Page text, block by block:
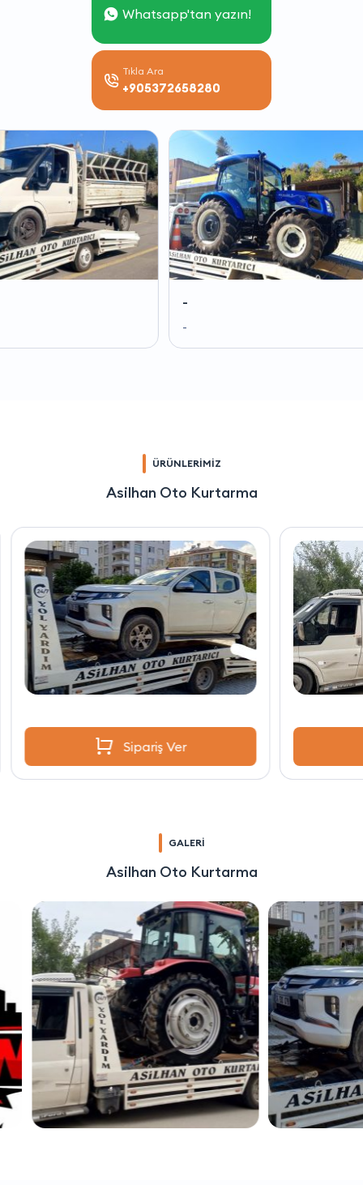
Whatsapp'tan yazın!
Tıkla Ara
+905372658280
ÜRÜNLERİMİZ
Asilhan Oto Kurtarma
Sipariş Ver
GALERİ
Asilhan Oto Kurtarma